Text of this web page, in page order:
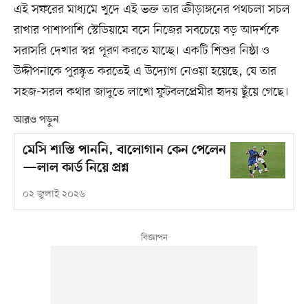
এই সফরের মাধ্যমে খুদে এই ভক্ত তার ক্রীড়াঙ্গনের পথচলা সচল
রাখার পাশাপাশি স্টেডিয়ামে বসে নিজের সবচেয়ে বড় আদর্শকে
সরাসরি দেখার স্বপ্ন পূরণ করতে যাচ্ছে। একটি শিশুর নিষ্ঠা ও
উদ্দীপনাকে পুরস্কৃত করতেই এ উদ্যোগ নেওয়া হয়েছে, যে তার
সহজ-সরল কথার জাদুতে লাখো ফুটবলপ্রেমীর হৃদয় ছুঁয়ে গেছে।
আরও পড়ুন
মেসি শাস্তি পাননি, বালোগান কেন পেলেন
—লাল কার্ড নিয়ে প্রশ্ন
০২ জুলাই ২০২৬